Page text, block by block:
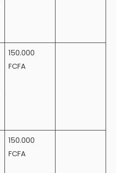
150.000
FCFA
150.000
FCFA